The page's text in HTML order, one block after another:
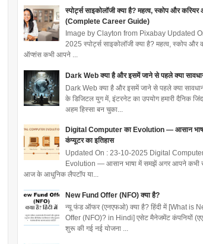
स्पोर्ट्स साइकोलॉजी क्या है? महत्व, स्कोप और
(Complete Career Guide)
Image by Clayton from Pixabay Updated
2025 स्पोर्ट्स साइकोलॉजी क्या है? महत्व, स्कोप और
ऑप्शंस कभी आपने ...
Dark Web क्या है और इसमें जाने से पहले क्या
Dark Web क्या है और इसमें जाने से पहले क्या
के डिजिटल युग में, इंटरनेट का उपयोग हमारी दैनिक
अहम हिस्सा बन चुका...
Digital Computer का Evolution — आसान
कंप्यूटर का इतिहास
Updated On : 23-10-2025 Digital
Evolution — आसान भाषा में समझें अगर आपने कभी
आज के आधुनिक लैपटॉप या...
New Fund Offer (NFO) क्या है?
न्यू फंड ऑफर (एनएफओ) क्या है? हिंदी में [What is
Offer (NFO)? in Hindi] एसेट मैनेजमेंट कंपनियों
शुरू की गई नई योजना ...